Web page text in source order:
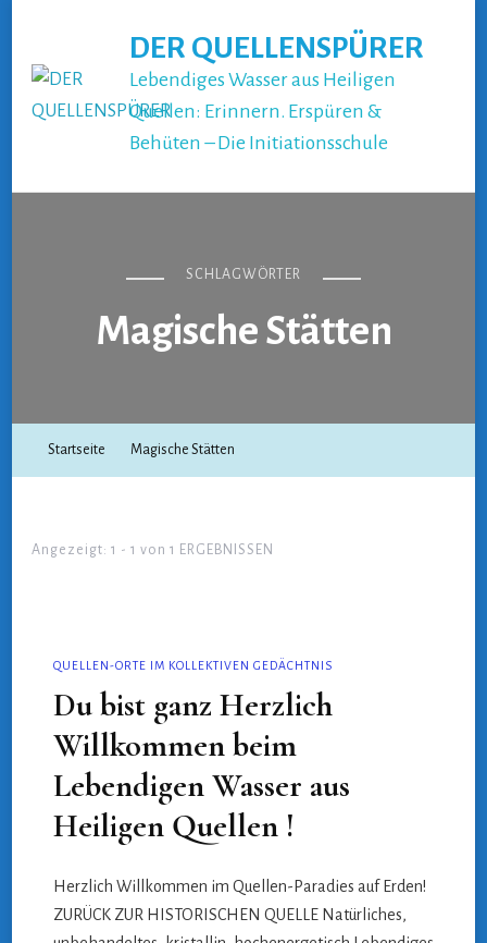
DER QUELLENSPÜRER
Lebendiges Wasser aus Heiligen
Quellen: Erinnern. Erspüren &
Behüten – Die Initiationsschule
SCHLAGWÖRTER
Magische Stätten
Startseite Magische Stätten
Angezeigt: 1 - 1 von 1 ERGEBNISSEN
QUELLEN-ORTE IM KOLLEKTIVEN GEDÄCHTNIS
Du bist ganz Herzlich
Willkommen beim
Lebendigen Wasser aus
Heiligen Quellen !
Herzlich Willkommen im Quellen-Paradies auf Erden!
ZURÜCK ZUR HISTORISCHEN QUELLE Natürliches,